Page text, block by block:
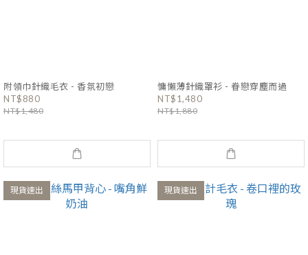
附領巾針織毛衣 - 香氛初戀
NT$880
NT$1,480
慵懶薄針織罩衫 - 眷戀穿塵而過
NT$1,480
NT$1,880
現貨速出 現貨速出